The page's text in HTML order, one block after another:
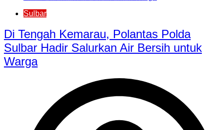
Sulbar
Di Tengah Kemarau, Polantas Polda
Sulbar Hadir Salurkan Air Bersih untuk
Warga